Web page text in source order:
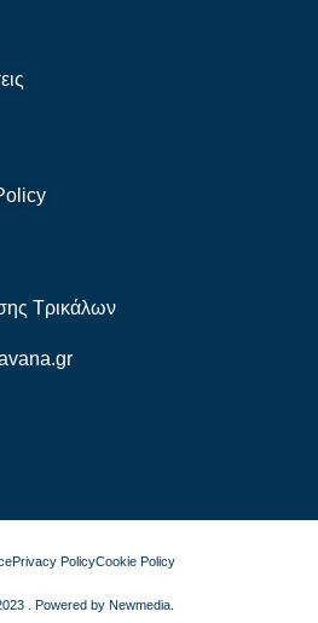
Τρικάλων
Privacy PolicyCookie Policy
. Powered by Newmedia.